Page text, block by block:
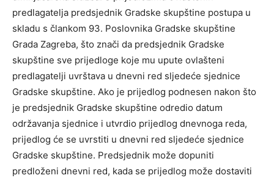
predlagatelja predsjednik Gradske skupštine postupa u
skladu s člankom 93. Poslovnika Gradske skupštine
Grada Zagreba, što znači da predsjednik Gradske
skupštine sve prijedloge koje mu upute ovlašteni
predlagatelji uvrštava u dnevni red sljedeće sjednice
Gradske skupštine. Ako je prijedlog podnesen nakon što
je predsjednik Gradske skupštine odredio datum
održavanja sjednice i utvrdio prijedlog dnevnoga reda,
prijedlog će se uvrstiti u dnevni red sljedeće sjednice
Gradske skupštine. Predsjednik može dopuniti
predloženi dnevni red, kada se prijedlog može dostaviti